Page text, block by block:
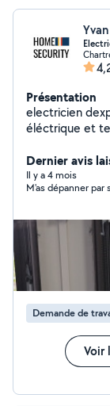
Présentation
electricien
éléctrique et
...mes
décenale ok)
systemes
pose de
connectée sur smartphone sans abonnement .contre
les intrus
Dernier avis
Il y a 4 mois
M'as dépanner par
Demande de
Voir